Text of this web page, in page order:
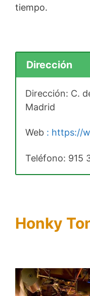
tiempo.
Dirección
Dirección: C.
Madrid
Web : https://
Teléfono: 915
Honky